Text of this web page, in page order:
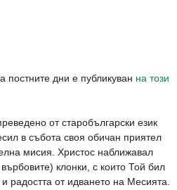
постните дни е публикуван на този
от старобългарски език
в събота своя обичан приятел
мисия. Христос наближавал
клонки, с които Той бил
радостта от идването на Месията.